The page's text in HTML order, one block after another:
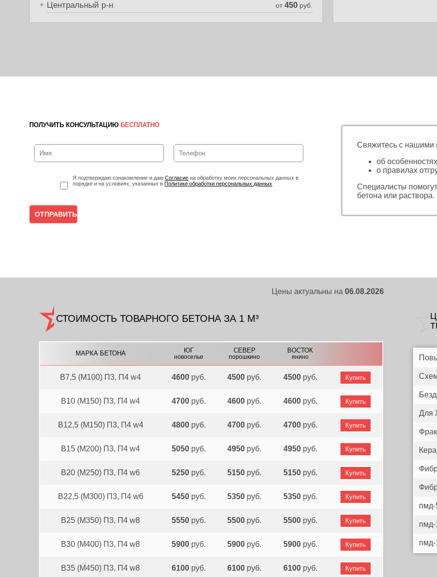
Центральный р-н от450 руб.
ПОЛУЧИТЬ КОНСУЛЬТАЦИЮ БЕСПЛАТНО
Я подтверждаю ознакомление и даюСогласие на обработку моих персональных данных в
порядке и на условиях, указанных в Политике обработки персональных данных
Свяжитесь с нашими
об
о правилах
Специалисты
бетона или раствора.
Цены актуальны на 06.08.2026
СТОИМОСТЬ ТОВАРНОГО БЕТОНА ЗА 1 М³
МАРКА БЕТОНА ЮГ
новоселье
СЕВЕР
порошкино
ВОСТОК
янино
В7,5 (М100) П3, П4 w4 4600 руб. 4500 руб. 4500руб. Купить
В10 (М150) П3, П4 w4 4700 руб. 4600 руб. 4600руб. Купить
В12,5 (М150) П3, П4 w4 4800 руб. 4700 руб. 4700руб. Купить
В15 (М200) П3, П4 w4 5050 руб. 4950 руб. 4950руб. Купить
В20 (М250) П3, П4 w6 5250 руб. 5150 руб. 5150руб. Купить
B22,5 (М300) П3, П4 w6 5450 руб. 5350 руб. 5350руб. Купить
В25 (М350) П3, П4 w8 5550 руб. 5500 руб. 5500руб. Купить
В30 (М400) П3, П4 w8 5900 руб. 5900 руб. 5900руб. Купить
В35 (М450) П3, П4 w8 6100 руб. 6100 руб. 6100руб. Купить
Для
пмд-
пмд-
пмд-